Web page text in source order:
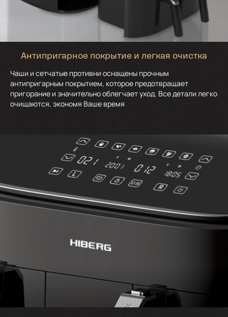
Антипригарное покрытие и легкая очистка
Чаши и сетчатые противни оснащены прочным
антипригарным покрытием, которое предотвращает
пригорание и значительно облегчает уход. Все детали легко
очищаются, экономя Ваше время